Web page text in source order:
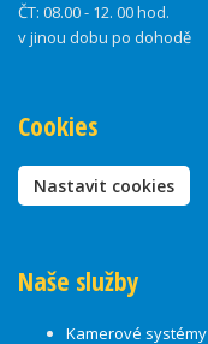
ČT: 08.00 - 12. 00 hod.
v jinou dobu po dohodě
Cookies
Nastavit cookies
Naše služby
Kamerové systémy